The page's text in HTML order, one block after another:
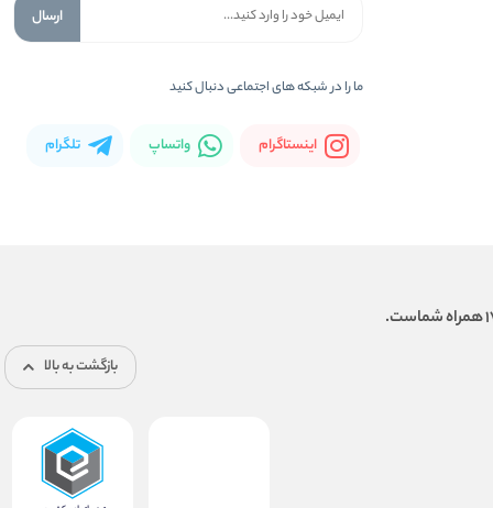
ارسال
ما را در شبكه های اجتماعی دنبال کنید
اینستاگرام واتساپ تلگرام
بازگشت به بالا